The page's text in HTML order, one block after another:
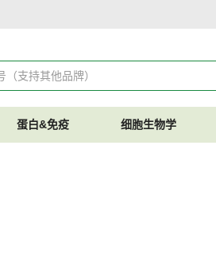
蛋白&免疫 细胞生物学